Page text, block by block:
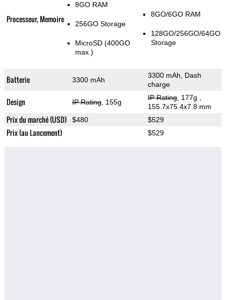
Processeur, Memoire
8GO RAM
256GO Storage
MicroSD (400GO
max.)
8GO/6GO RAM
128GO/256GO/64GO
Storage
Batterie 3300 mAh
3300 mAh, Dash
charge
Design IP Rating, 155g
IP Rating, 177g
155.7x75.4x7.8 mm
Prix du marché (USD) $480 $529
Prix (au Lancement) $529